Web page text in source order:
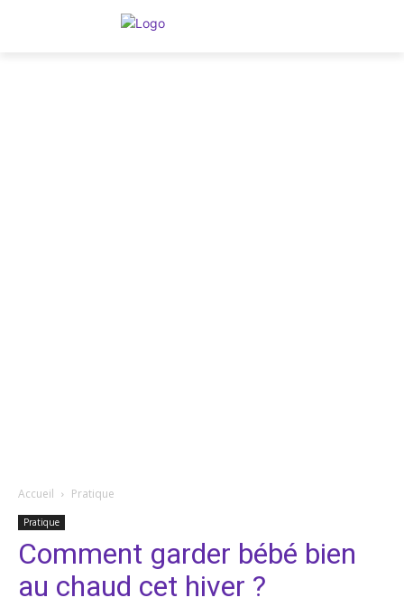
Accueil Pratique
Pratique
Comment garder bébé bien
au chaud cet hiver ?